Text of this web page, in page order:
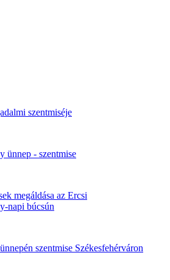
szentmiséje
ünnep - szentmise
megáldása az Ercsi
napi búcsún
szentmise Székesfehérváron